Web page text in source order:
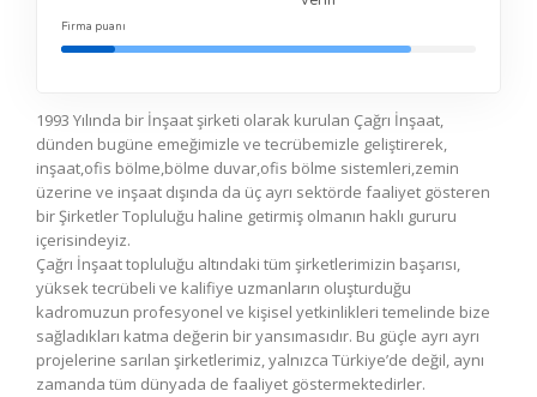
Firma puanı
1993 Yılında bir İnşaat şirketi olarak kurulan Çağrı İnşaat,
dünden bugüne emeğimizle ve tecrübemizle geliştirerek,
inşaat,ofis bölme,bölme duvar,ofis bölme sistemleri,zemin
üzerine ve inşaat dışında da üç ayrı sektörde faaliyet gösteren
bir Şirketler Topluluğu haline getirmiş olmanın haklı gururu
içerisindeyiz.
Çağrı İnşaat topluluğu altındaki tüm şirketlerimizin başarısı,
yüksek tecrübeli ve kalifiye uzmanların oluşturduğu
kadromuzun profesyonel ve kişisel yetkinlikleri temelinde bize
sağladıkları katma değerin bir yansımasıdır. Bu güçle ayrı ayrı
projelerine sarılan şirketlerimiz, yalnızca Türkiye’de değil, aynı
zamanda tüm dünyada de faaliyet göstermektedirler.